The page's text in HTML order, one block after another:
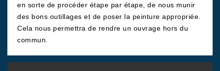
en sorte de procéder étape par étape, de nous munir
des bons outillages et de poser la peinture appropriée.
Cela nous permettra de rendre un ouvrage hors du
commun.